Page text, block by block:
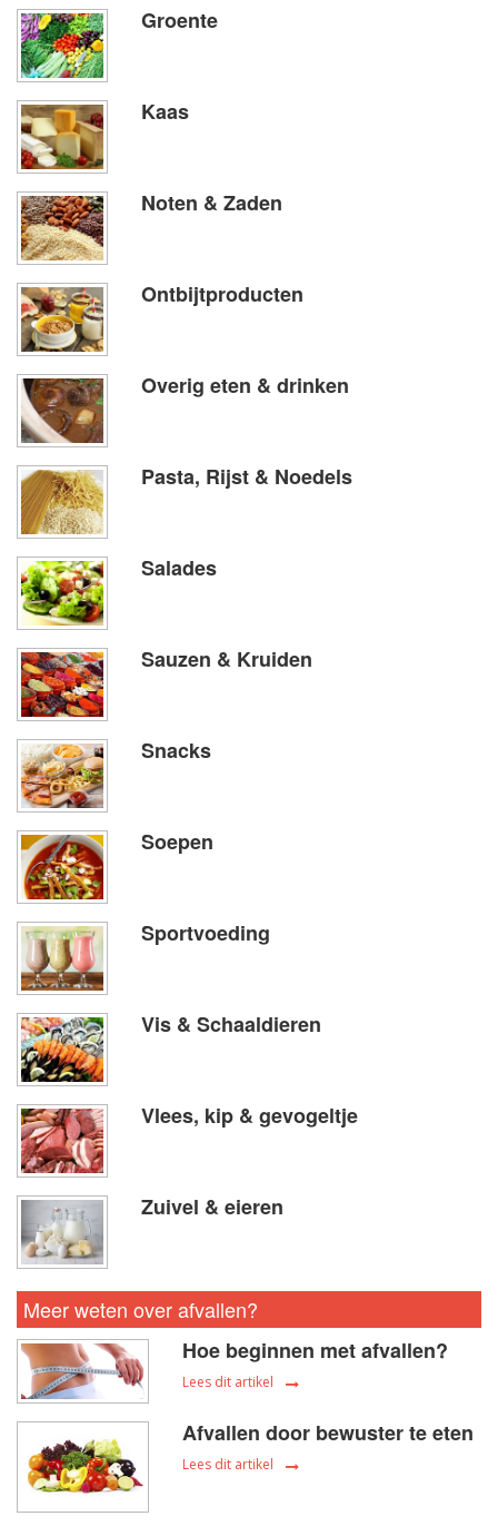
Groente
Kaas
Noten & Zaden
Ontbijtproducten
Overig eten & drinken
Pasta, Rijst & Noedels
Salades
Sauzen & Kruiden
Snacks
Soepen
Sportvoeding
Vis & Schaaldieren
Vlees, kip & gevogeltje
Zuivel & eieren
Meer weten over afvallen?
Hoe beginnen met afvallen?
Lees dit artikel
Afvallen door bewuster te eten
Lees dit artikel